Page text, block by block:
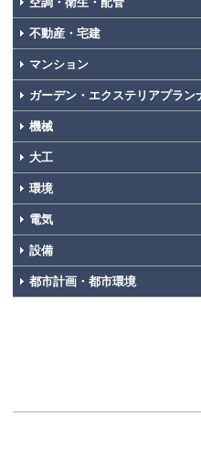
空調・衛生・配管
不動産・宅建
マンション
ガーデン・エクステリアプラン
機械
大工
環境
電気
設備
都市計画・都市環境